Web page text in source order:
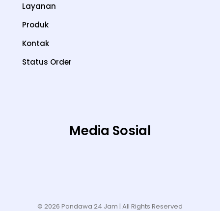
Layanan
Produk
Kontak
Status Order
Media Sosial
© 2026 Pandawa 24 Jam | All Rights Reserved